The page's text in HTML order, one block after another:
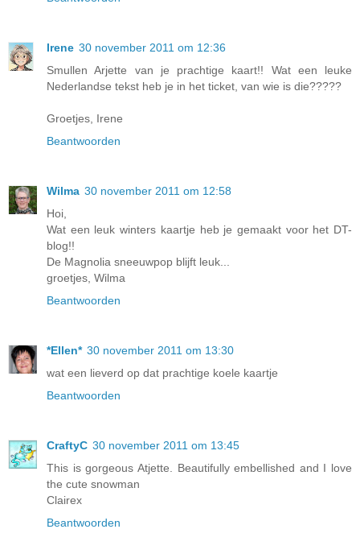
Irene 30 november 2011 om 12:36
Smullen Arjette van je prachtige kaart!! Wat een leuke
Nederlandse tekst heb je in het ticket, van wie is die?????
Groetjes, Irene
Beantwoorden
Wilma 30 november 2011 om 12:58
Hoi,
Wat een leuk winters kaartje heb je gemaakt voor het DT-
blog!!
De Magnolia sneeuwpop blijft leuk...
groetjes, Wilma
Beantwoorden
*Ellen* 30 november 2011 om 13:30
wat een lieverd op dat prachtige koele kaartje
Beantwoorden
CraftyC 30 november 2011 om 13:45
This is gorgeous Atjette. Beautifully embellished and I love
the cute snowman
Clairex
Beantwoorden